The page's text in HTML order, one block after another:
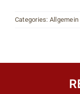
Categories: Allgemein